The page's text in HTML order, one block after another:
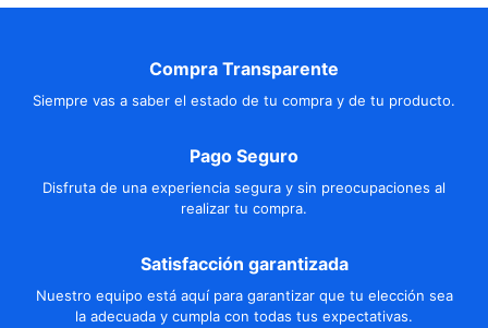
Compra Transparente
Siempre vas a saber el estado de tu compra y de tu producto.
Pago Seguro
Disfruta de una experiencia segura y sin preocupaciones al
realizar tu compra.
Satisfacción garantizada
Nuestro equipo está aquí para garantizar que tu elección sea
la adecuada y cumpla con todas tus expectativas.